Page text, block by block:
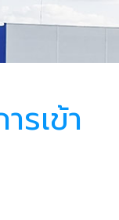
รเข้า